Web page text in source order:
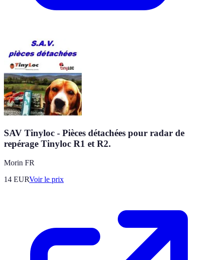
SAV Tinyloc - Pièces détachées pour radar de
repérage Tinyloc R1 et R2.
Morin FR
14 EURVoir le prix